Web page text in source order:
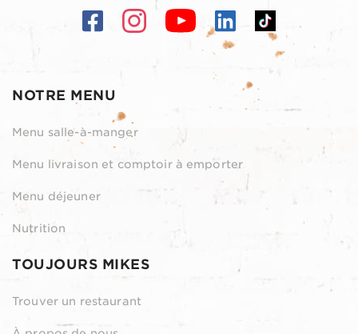
NOTRE MENU
Menu salle-à-manger
Menu livraison et comptoir à emporter
Menu déjeuner
Nutrition
TOUJOURS MIKES
Trouver un restaurant